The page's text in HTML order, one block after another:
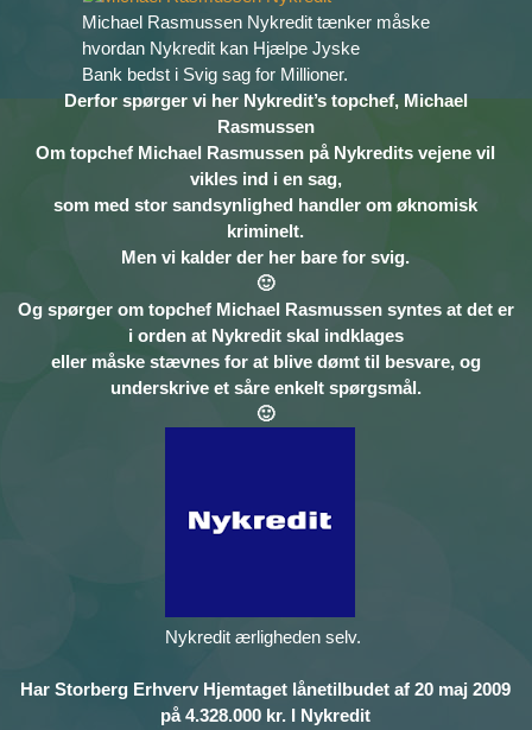
Michael Rasmussen Nykredit tænker måske
hvordan Nykredit kan Hjælpe Jyske
Bank bedst i Svig sag for Millioner.
Derfor spørger vi her Nykredit’s topchef, Michael
Rasmussen
Om topchef Michael Rasmussen på Nykredits vejene vil
vikles ind i en sag,
som med stor sandsynlighed handler om øknomisk
kriminelt.
Men vi kalder der her bare for svig.
🙂
Og spørger om topchef Michael Rasmussen syntes at det er
i orden at Nykredit skal indklages
eller måske stævnes for at blive dømt til besvare, og
underskrive et såre enkelt spørgsmål.
🙂
Nykredit ærligheden selv.
Har Storberg Erhverv Hjemtaget lånetilbudet af 20 maj 2009
på 4.328.000 kr. I Nykredit